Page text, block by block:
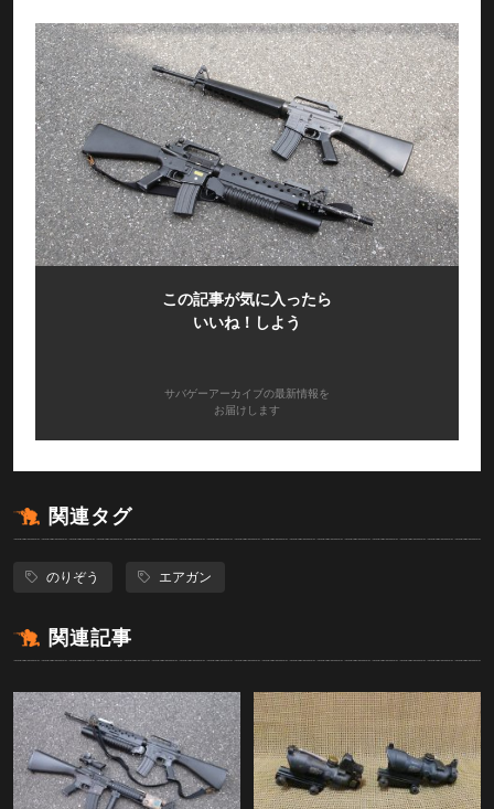
この記事が気に入ったら
いいね！しよう
サバゲーアーカイブの最新情報を
お届けします
関連タグ
のりぞう エアガン
関連記事